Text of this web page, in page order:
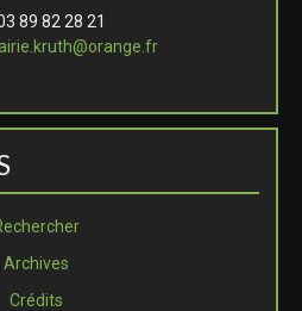
89 82 28 21
Archives
Crédits